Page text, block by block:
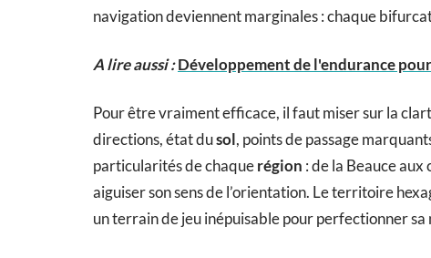
navigation deviennent marginales : chaque
A lire aussi :Développement de l'endurance
Pour être vraiment efficace, il faut miser sur la
directions, état dusol, points de passage
particularités de chaquerégion : de la Beauce
aiguiser son sens de l’orientation. Le territoire
un terrain de jeu inépuisable pour perfectionner sa